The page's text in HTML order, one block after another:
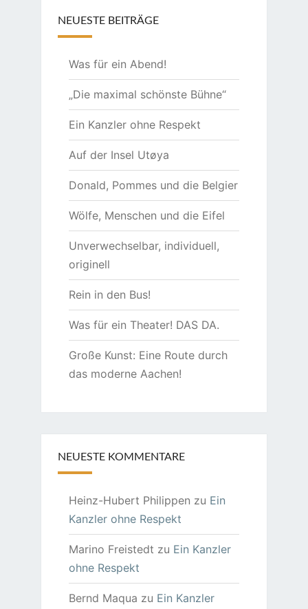
NEUESTE BEITRÄGE
Was für ein Abend!
„Die maximal schönste Bühne“
Ein Kanzler ohne Respekt
Auf der Insel Utøya
Donald, Pommes und die Belgier
Wölfe, Menschen und die Eifel
Unverwechselbar, individuell,
originell
Rein in den Bus!
Was für ein Theater! DAS DA.
Große Kunst: Eine Route durch
das moderne Aachen!
NEUESTE KOMMENTARE
Heinz-Hubert Philippen zu Ein
Kanzler ohne Respekt
Marino Freistedt zu Ein Kanzler
ohne Respekt
Bernd Maqua zu Ein Kanzler